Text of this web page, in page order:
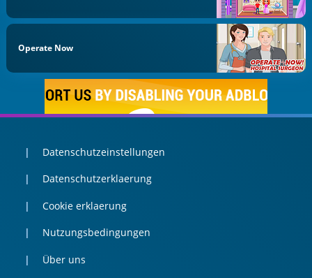
Operate Now
Datenschutzeinstellungen
Datenschutzerklaerung
Cookie erklaerung
Nutzungsbedingungen
Über uns